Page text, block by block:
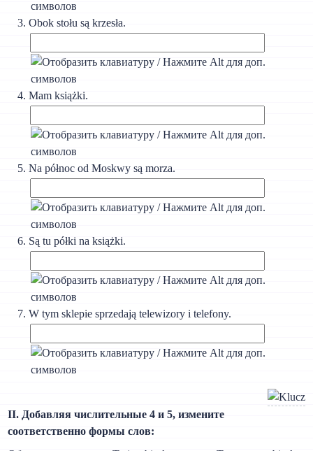
Obok stołu są krzesła.
Mam książki.
Na północ od Moskwy są morza.
Są tu półki na książki.
W tym sklepie sprzedają telewizory i telefony.
II. Добавляя числительные 4 и 5, измените
соответственно формы слов: